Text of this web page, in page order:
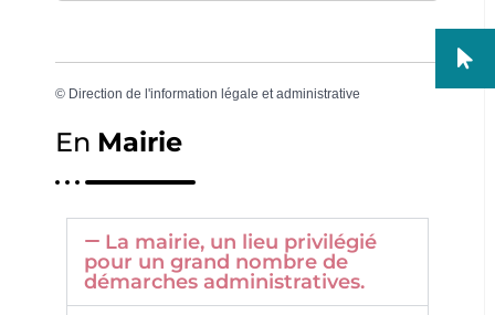
© Direction de l'information légale et administrative
En Mairie
La mairie, un lieu privilégié
pour un grand nombre de
démarches administratives.